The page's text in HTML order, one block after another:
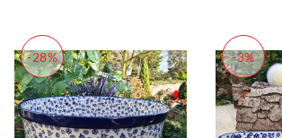
-28% -3%